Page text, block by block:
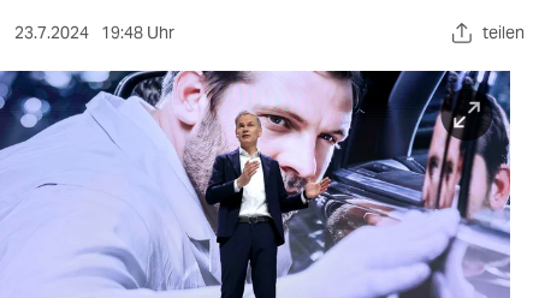
sport
berlin
nord
wahrheit
verlag
23.7.2024 19:48 Uhr teilen